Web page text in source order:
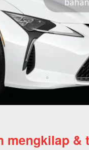
mengkilap &